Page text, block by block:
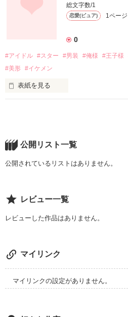
泣いてるときも、
気づけば君の隣には、知らない奴が
俺の場所は知らない間になくなって
総文字数/1
恋愛(ピュア) 1ページ
0
#アイドル #スター #男装 #俺様 #王子様
#美形 #イケメン
表紙を見る
RUI）高校二年生の元に突然現れた
「いや、自分がアイドルなんて...」
「大丈夫、大丈夫！君なら絶対で
るし！」
公開リスト一覧
公開されているリストはありません。
レビュー一覧
レビューした作品はありません。
マイリンク
マイリンクの設定がありません。